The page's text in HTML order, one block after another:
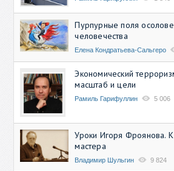
Пурпурные поля
человечества
Елена Кондратьева-Сальгеро
Экономический
масштаб и цели
Рамиль Гарифуллин 5 006
Уроки Игоря Фроянова.
мастера
Владимир Шульгин 9 824